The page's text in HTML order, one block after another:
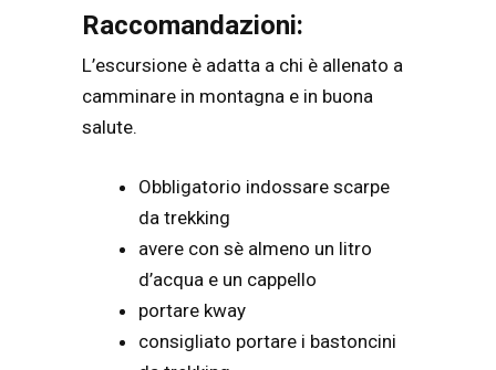
Raccomandazioni:
L’escursione è adatta a chi è allenato a
camminare in montagna e in buona
salute.
Obbligatorio indossare scarpe
da trekking
avere con sè almeno un litro
d’acqua e un cappello
portare kway
consigliato portare i bastoncini